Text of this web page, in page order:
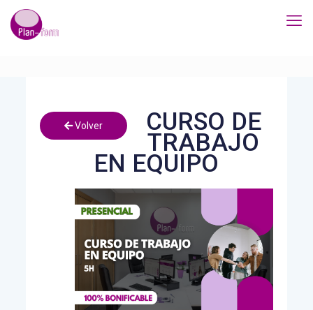
Volver CURSO DE
TRABAJO
EN EQUIPO